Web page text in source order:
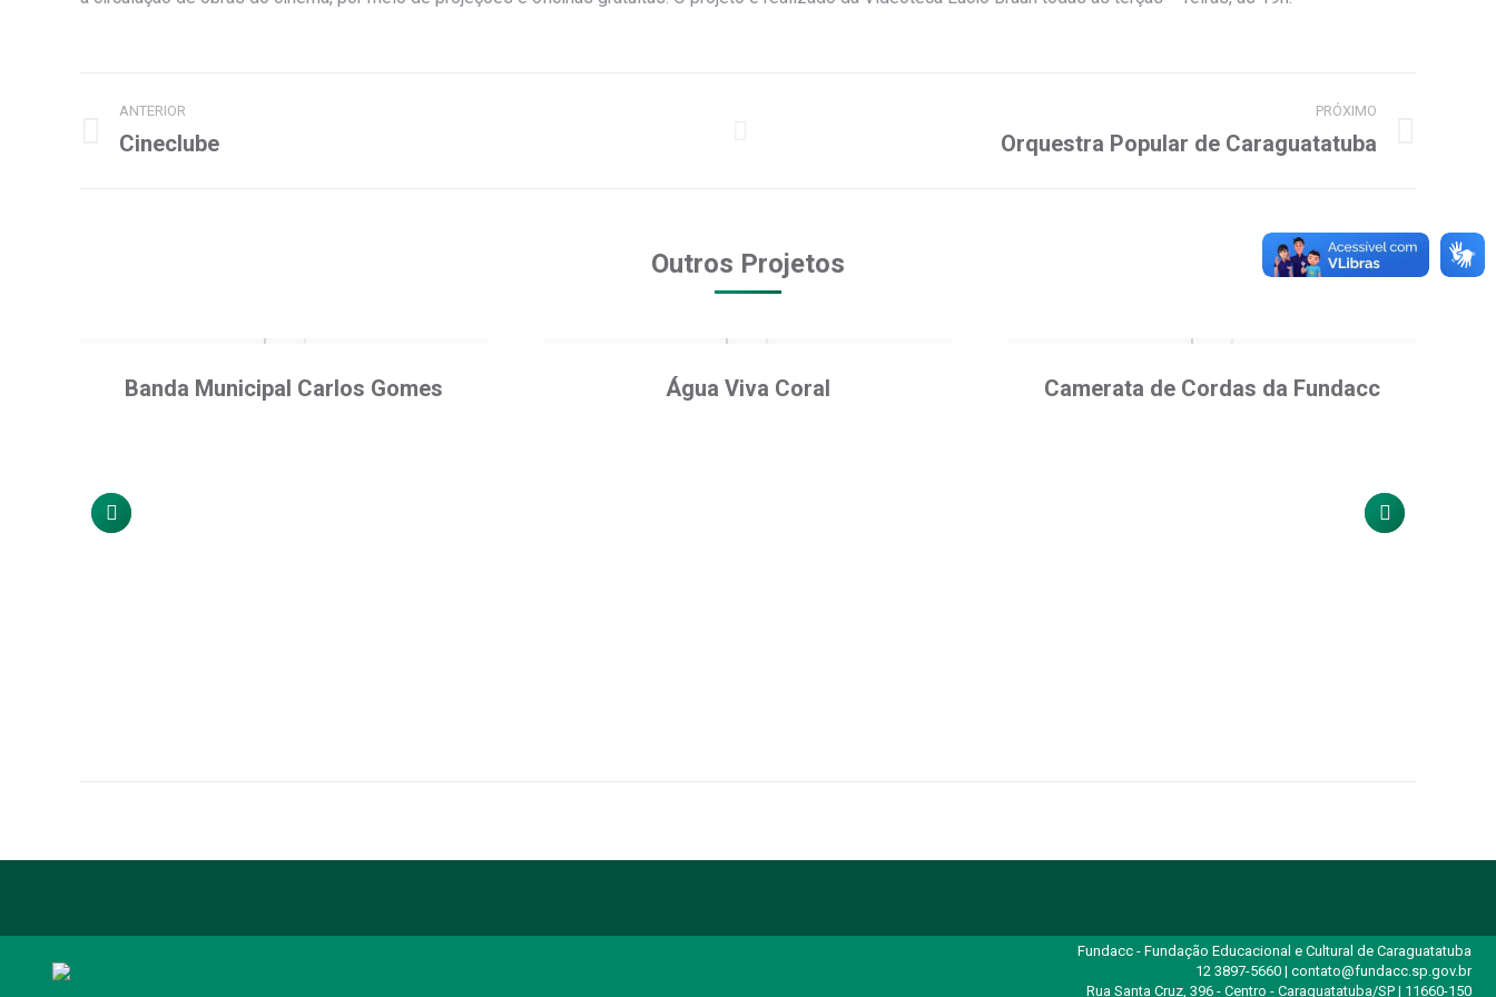
Project
navigation
ANTERIOR
Previous
Cineclube
PRÓXIMO
Orquestra Popular de Caraguatatuba
Outros Projetos
Banda Municipal Carlos Gomes Água Viva Coral Camerata de Cordas da Fundacc
Fundacc - Fundação Educacional e Cultural de Caraguatatuba
12 3897-5660 | contato@fundacc.sp.gov.br
Rua Santa Cruz, 396 - Centro - Caraguatatuba/SP | 11660-150